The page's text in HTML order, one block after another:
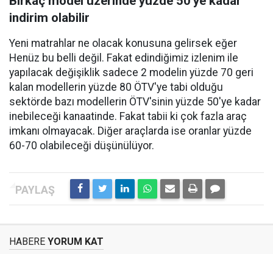
indirim olabilir
Yeni matrahlar ne olacak konusuna gelirsek eğer
Henüz bu belli değil. Fakat edindiğimiz izlenim ile
yapılacak değişiklik sadece 2 modelin yüzde 70 geri
kalan modellerin yüzde 80 ÖTV'ye tabi olduğu
sektörde bazı modellerin ÖTV'sinin yüzde 50'ye kadar
inebileceği kanaatinde. Fakat tabii ki çok fazla araç
imkanı olmayacak. Diğer araçlarda ise oranlar yüzde
60-70 olabileceği düşünülüyor.
HABERE YORUM KAT